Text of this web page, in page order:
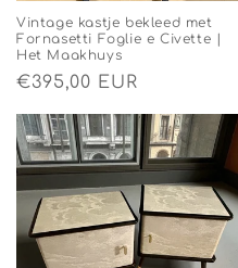
Vintage kastje bekleed met
Fornasetti Foglie e Civette |
Het Maakhuys
Normale
€395,00 EUR